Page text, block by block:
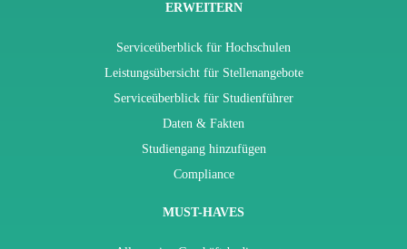
ERWEITERN
Serviceüberblick für Hochschulen
Leistungsübersicht für Stellenangebote
Serviceüberblick für Studienführer
Daten & Fakten
Studiengang hinzufügen
Compliance
MUST-HAVES